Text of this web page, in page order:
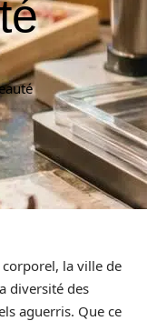
la ville de
diversité des
aguerris. Que ce